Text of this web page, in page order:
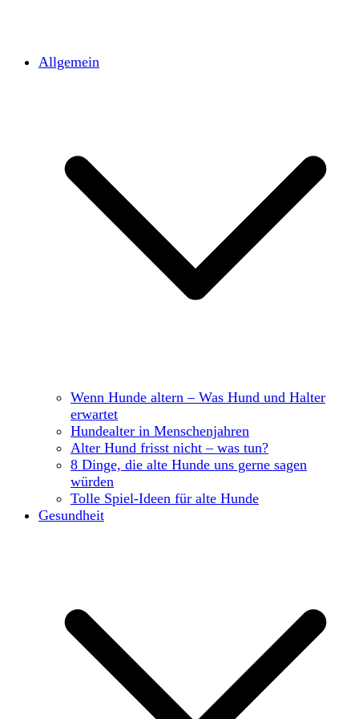
Allgemein
Wenn Hunde altern – Was Hund und Halter
erwartet
Hundealter in Menschenjahren
Alter Hund frisst nicht – was tun?
8 Dinge, die alte Hunde uns gerne sagen
würden
Tolle Spiel-Ideen für alte Hunde
Gesundheit